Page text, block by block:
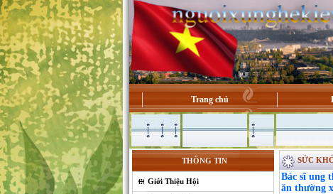
Trang chủ
THÔNG TIN
Giới Thiệu Hội
SỨC
Bác sĩ ung
ăn thường